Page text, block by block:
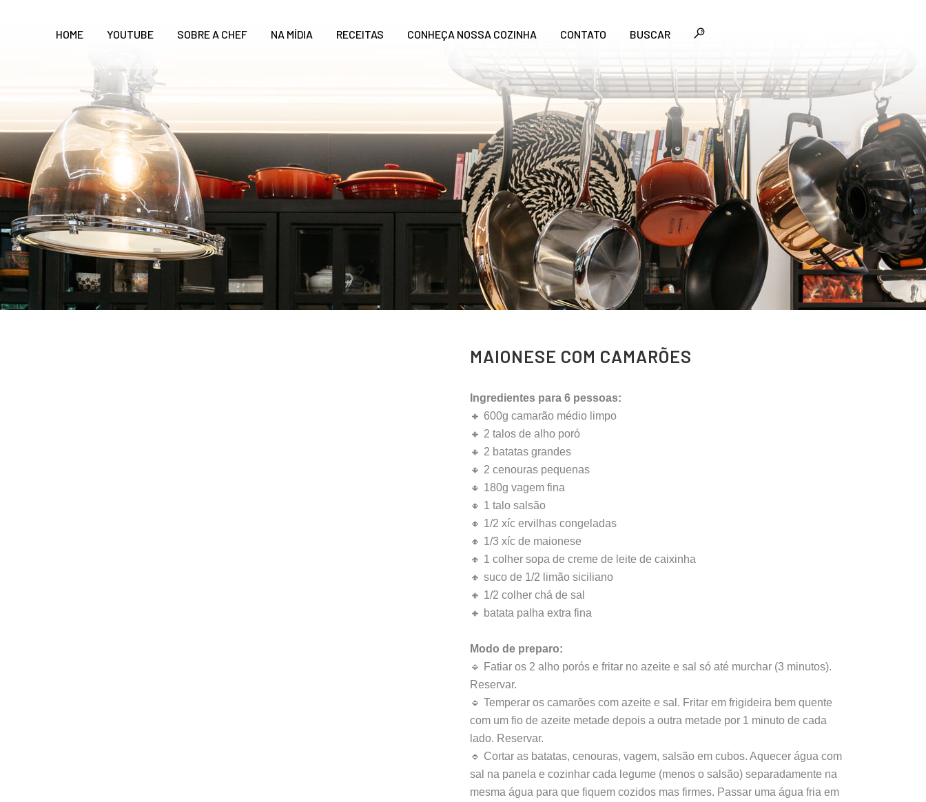
HOME YOUTUBE SOBRE A CHEF NA MÍDIA RECEITAS CONHEÇA NOSSA COZINHA CONTATO BUSCAR
MAIONESE COM CAMARÕES
Ingredientes para 6 pessoas:
🔸 600g camarão médio limpo
🔸 2 talos de alho poró
🔸 2 batatas grandes
🔸 2 cenouras pequenas
🔸 180g vagem fina
🔸 1 talo salsão
🔸 1/2 xíc ervilhas congeladas
🔸 1/3 xíc de maionese
🔸 1 colher sopa de creme de leite de caixinha
🔸 suco de 1/2 limão siciliano
🔸 1/2 colher chá de sal
🔸 batata palha extra fina
Modo de preparo:
🔹 Fatiar os 2 alho porós e fritar no azeite e sal só até murchar (3 minutos).
Reservar.
🔹 Temperar os camarões com azeite e sal. Fritar em frigideira bem quente
com um fio de azeite metade depois a outra metade por 1 minuto de cada
lado. Reservar.
🔹 Cortar as batatas, cenouras, vagem, salsão em cubos. Aquecer água com
sal na panela e cozinhar cada legume (menos o salsão) separadamente na
mesma água para que fiquem cozidos mas firmes. Passar uma água fria em